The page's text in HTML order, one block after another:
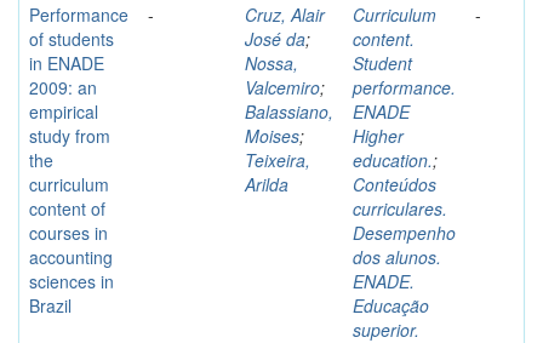
Performance
of students
in ENADE
2009: an
empirical
study from
the
curriculum
content of
courses in
accounting
sciences in
Brazil
-
Cruz, Alair
José da;
Nossa,
Valcemiro;
Balassiano,
Moises;
Teixeira,
Arilda
Curriculum
content.
Student
performance.
ENADE
Higher
education.;
Conteúdos
curriculares.
Desempenho
dos alunos.
ENADE.
Educação
superior.
-